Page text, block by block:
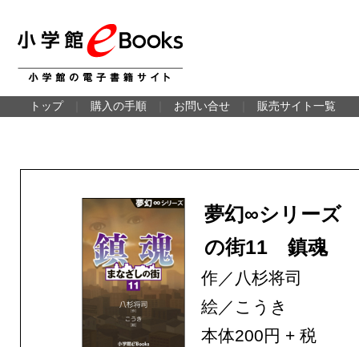
トップ 購入の手順 お問い合せ 販売サイト一覧
夢幻∞シリーズ
の街11 鎮魂
作／八杉将司
絵／こうき
本体200円 + 税